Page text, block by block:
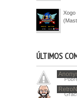
Xogo
ÚLTIMOS